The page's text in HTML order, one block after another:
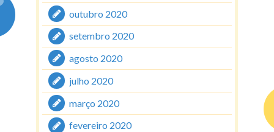
outubro 2020
setembro 2020
agosto 2020
julho 2020
março 2020
fevereiro 2020